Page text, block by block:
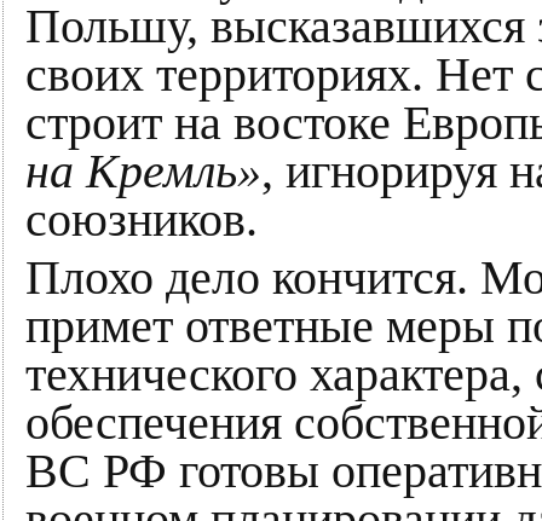
Польшу,
своих территориях. Нет
строит на востоке
на Кремль», игнорируя
союзников.
Плохо дело кончится.
примет ответные меры
технического
обеспечения
ВС РФ готовы